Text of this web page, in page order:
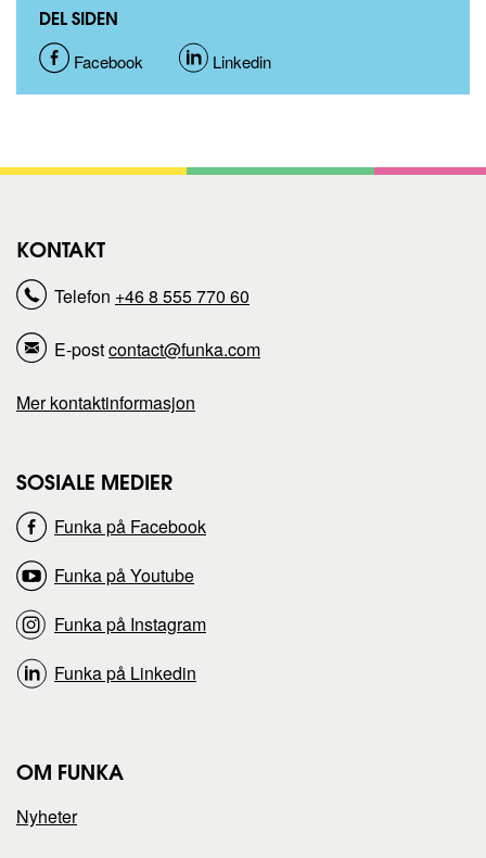
DEL SIDEN
D
l
s
i
d
e
n
Facebook D
l
Linkedin
KONTAKT
Telefon +46 8 555 770 60
E-postcontact@funka.com
Mer kontaktinformasjon
SOSIALE MEDIER
Funka på Facebook
Funka på Youtube
Funka på Instagram
Funka på Linkedin
OM FUNKA
Nyheter